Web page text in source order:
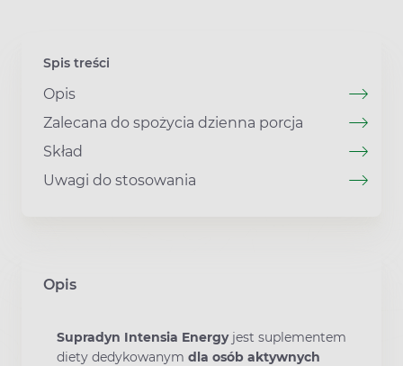
Spis treści
Opis
Zalecana do spożycia dzienna porcja
Skład
Uwagi do stosowania
Opis
Supradyn Intensia Energyjest suplementem
diety dedykowanym dla osób aktywnych